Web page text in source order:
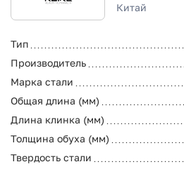
Китай
Тип
Производитель
Марка стали
Общая длина (мм)
Длина клинка (мм)
Толщина обуха (мм)
Твердость стали